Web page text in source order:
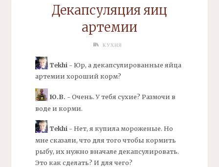
Декапсуляцияяиц
артемии
КУХНЯ
Tekhi- Юр, адекапсулированные яйца
артемии хороший корм?
Ю.В. - Очень. У тебя сухие? Размочи в
воде и корми.
Tekhi- Нет, я купила мороженые. Но
мне сказали, что для того чтобы кормить
рыбу, их нужно вначале декапсулировать.
Это как сделать? И для чего?